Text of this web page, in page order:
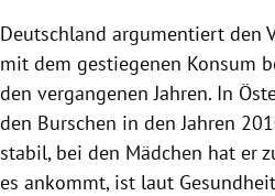
Deutschland argumentiert den
mit dem gestiegenen Konsum
den vergangenen Jahren. In
den Burschen in den Jahren
stabil, bei den Mädchen hat er
es ankommt, ist laut